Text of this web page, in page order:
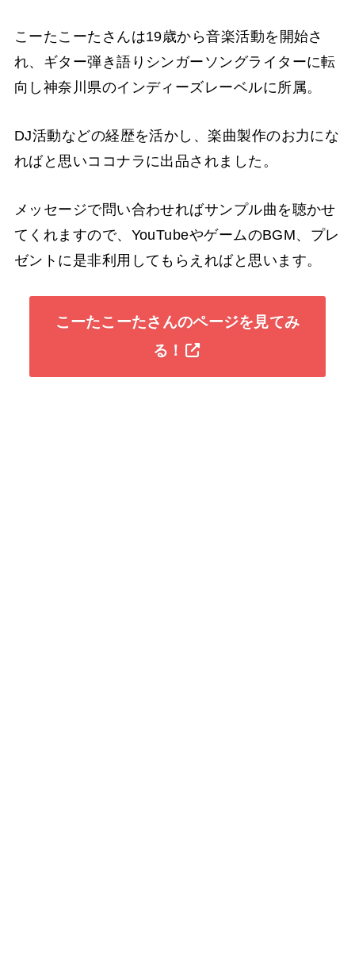
こーたこーたさんは19歳から音楽活動を開始さ
れ、ギター弾き語りシンガーソングライターに転
向し神奈川県のインディーズレーベルに所属。
DJ活動などの経歴を活かし、楽曲製作のお力にな
ればと思いココナラに出品されました。
メッセージで問い合わせればサンプル曲を聴かせ
てくれますので、YouTubeやゲームのBGM、プレ
ゼントに是非利用してもらえればと思います。
こーたこーたさんのページを見てみ
る！